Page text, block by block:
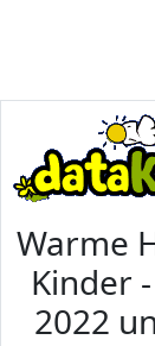
Warme
Kinder
2022